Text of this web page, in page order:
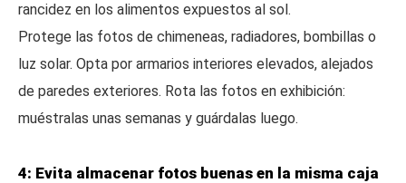
rancidez en los alimentos expuestos al sol.
Protege las fotos de chimeneas, radiadores, bombillas o
luz solar. Opta por armarios interiores elevados, alejados
de paredes exteriores. Rota las fotos en exhibición:
muéstralas unas semanas y guárdalas luego.
4: Evita almacenar fotos buenas en la misma caja